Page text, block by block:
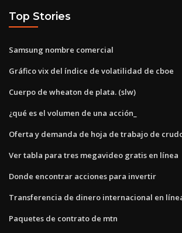
Top Stories
Samsung nombre comercial
Gráfico vix del índice de volatilidad de cboe
Cuerpo de wheaton de plata. (slw)
¿qué es el volumen de una acción_
Oferta y demanda de hoja de trabajo de
Ver tabla para tres megavideo gratis en línea
Donde encontrar acciones para invertir
Transferencia de dinero internacional en
Paquetes de contrato de mtn